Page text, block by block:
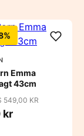
Emma
43cm
549,00 KR
kr